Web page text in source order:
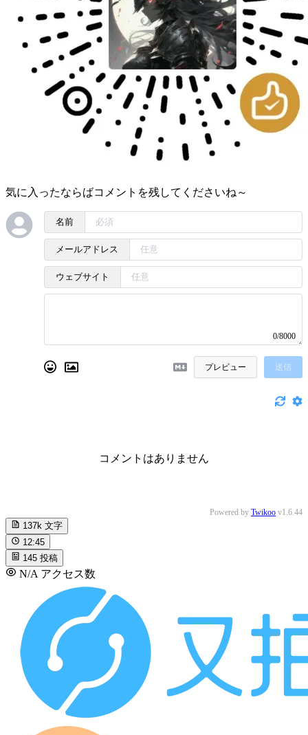
気に入ったならばコメントを残してくださいね～
名前
メールアドレス
ウェブサイト
0/8000
プレビュー 送信
コメントはありません
Powered by Twikoo v1.6.44
137k 文字
12:45
145 投稿
N/A アクセス数